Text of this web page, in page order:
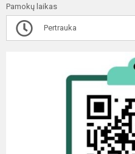
Pamokų laikas
Pertrauka